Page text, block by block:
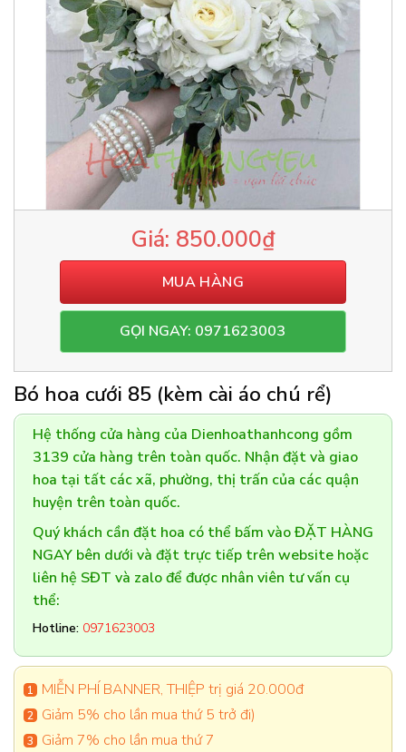
850.000₫
MUA HÀNG
GỌI NGAY: 0971623003
Bó hoa cưới 85 (kèm cài áo chú rể)
Hệ thống cửa hàng của Dienhoathanhcong gồm
3139 cửa hàng trên toàn quốc. Nhận đặt và giao
hoa tại tất các xã, phường, thị trấn của các quận
huyện trên toàn quốc.
Quý khách cần đặt hoa có thể bấm vào ĐẶT HÀNG
NGAY bên dưới và đặt trực tiếp trên website hoặc
liên hệ SĐT và zalo để được nhân viên tư vấn cụ
thể:
Hotline: 0971623003
MIỄN PHÍ BANNER, THIỆP trị giá 20.000đ
Giảm 5% cho lần mua thứ 5 trở đi)
Giảm 7% cho lần mua thứ 7